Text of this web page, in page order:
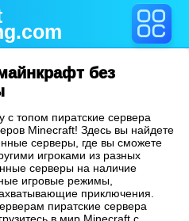
.com
без
с топом пиратские сервера
Minecraft! Здесь вы найдете
серверы, где вы сможете
игроками из разных
серверы на наличие
игровые режимы,
приключения.
пиратские сервера